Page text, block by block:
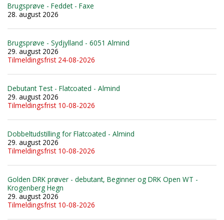
Brugsprøve - Feddet - Faxe
28. august 2026
Brugsprøve - Sydjylland - 6051 Almind
29. august 2026
Tilmeldingsfrist 24-08-2026
Debutant Test - Flatcoated - Almind
29. august 2026
Tilmeldingsfrist 10-08-2026
Dobbeltudstilling for Flatcoated - Almind
29. august 2026
Tilmeldingsfrist 10-08-2026
Golden DRK prøver - debutant, Beginner og DRK Open WT -
Krogenberg Hegn
29. august 2026
Tilmeldingsfrist 10-08-2026